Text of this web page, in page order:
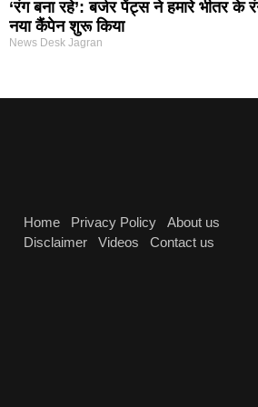
‘रंग बना रहे’: बर्जर पेंट्स ने हमारे भीतर के
नया कैंपेन शुरू किया
News Desk Jagran
Home Privacy Policy
About us
Disclaimer
Videos Contact us